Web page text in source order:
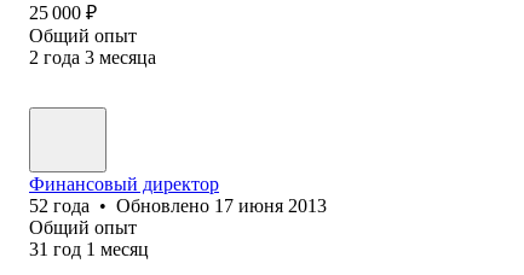
25 000 ₽
Общий опыт
2 года 3 месяца
Финансовый директор
52 года • Обновлено 17 июня 2013
Общий опыт
31 год 1 месяц